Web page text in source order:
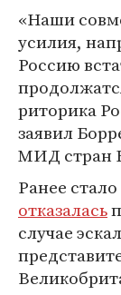
«Наши
усилия,
Россию
риторика
заявил
МИД стран
Ранее
отказалась
случае